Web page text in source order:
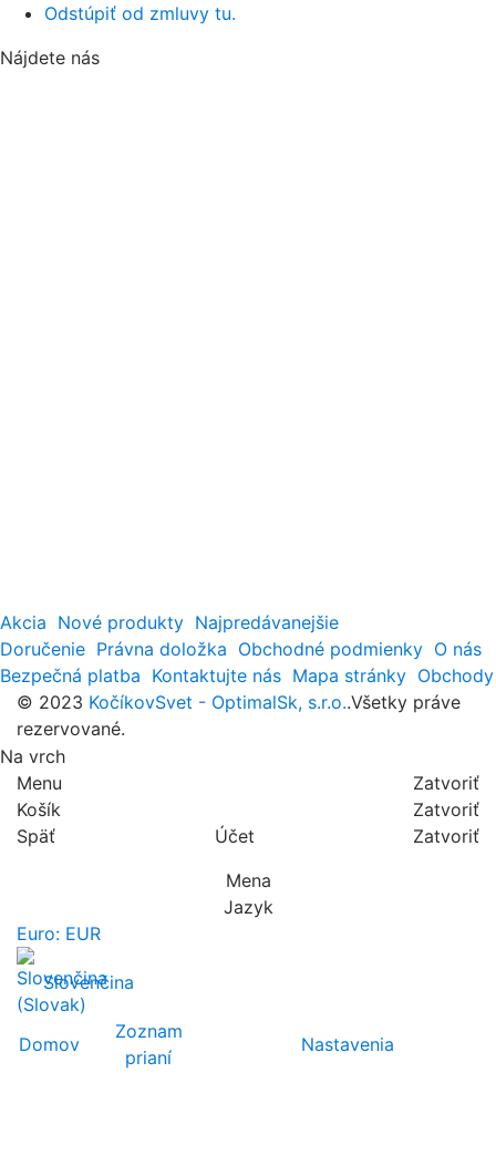
Odstúpiť od zmluvy tu.
Nájdete nás
Akcia Nové produkty Najpredávanejšie
Doručenie Právna doložka Obchodné podmienky O nás
Bezpečná platba Kontaktujte nás Mapa stránky Obchody
© 2023 KočíkovSvet - OptimalSk, s.r.o..Všetky práve
rezervované.
Na vrch
Menu
Zatvoriť
Košík
Zatvoriť
Späť
Účet
Zatvoriť
Mena
Jazyk
Euro: EUR
Slovenčina
Domov
Zoznam
prianí
Nastavenia